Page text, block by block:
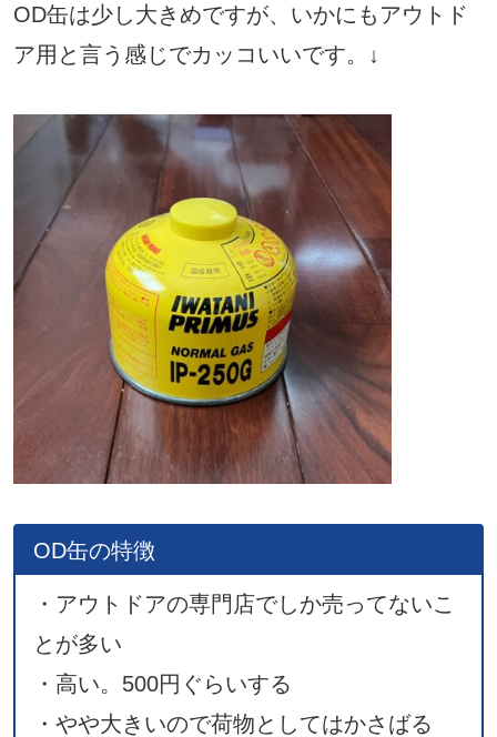
OD缶は少し大きめですが、いかにもアウトド
ア用と言う感じでカッコいいです。↓
OD缶の特徴
・アウトドアの専門店でしか売ってないこ
とが多い
・高い。500円ぐらいする
・やや大きいので荷物としてはかさばる